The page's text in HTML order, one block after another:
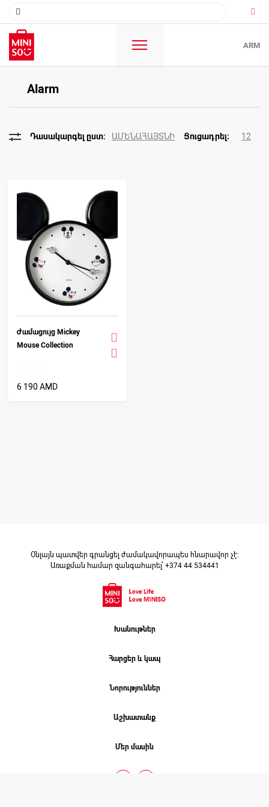
ARM
Alarm
ԱՄԵՆԱՀԱՅՏՆԻ 12
Ժամացույց Mickey
Mouse Collection
6 190 AMD
Օնլայն պատվեր գրանցել ժամակավորապես հնարավոր չէ։
Առաքման համար զանգահարել՝ +374 44 534441
Խանութներ
Հարցեր և կապ
Նորություններ
Աշխատանք
Մեր մասին